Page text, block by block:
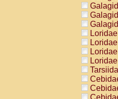
Loridae
Loridae
Loridae
Loridae